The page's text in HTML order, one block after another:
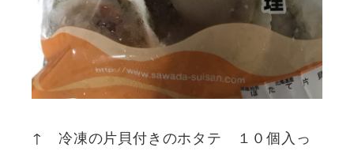
↑ 冷凍の片貝付きのホタテ １０個入っ